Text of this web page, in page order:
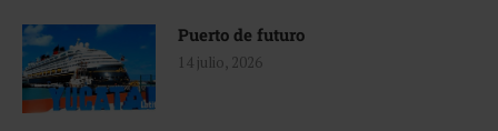
Puerto de futuro
14 julio, 2026